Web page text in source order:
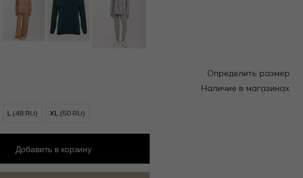
Определить размер
Наличие в магазинах
L (48 RU) XL (50 RU)
Добавить в корзину